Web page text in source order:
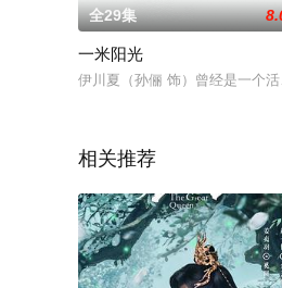
全29集
一米阳光
伊川夏（孙俪 饰）曾经是一个
相关推荐